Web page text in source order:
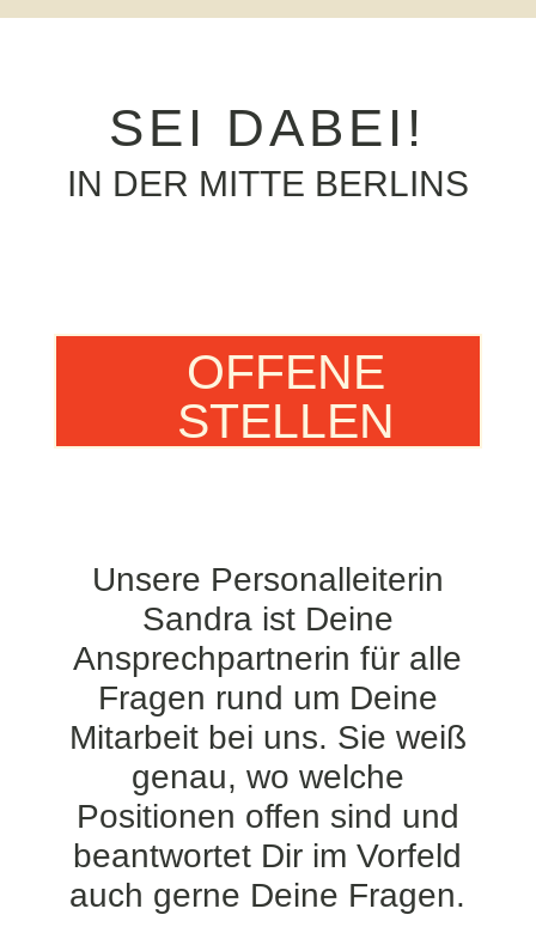
SEI DABEI!
IN DER MITTE BERLINS
OFFENE
STELLEN
Unsere Personalleiterin
Sandra ist Deine
Ansprechpartnerin für alle
Fragen rund um Deine
Mitarbeit bei uns. Sie weiß
genau, wo welche
Positionen offen sind und
beantwortet Dir im Vorfeld
auch gerne Deine Fragen.